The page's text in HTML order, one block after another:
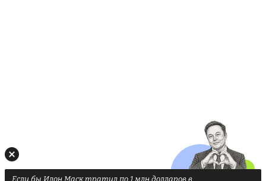
Если бы Илон Маск тратил по 1 млн долларов в